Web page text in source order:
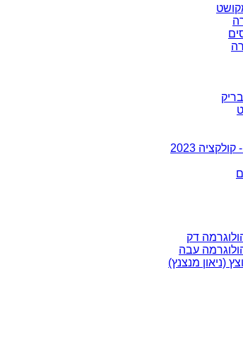
2023
דק
עבה
(ניאון מנצנץ)